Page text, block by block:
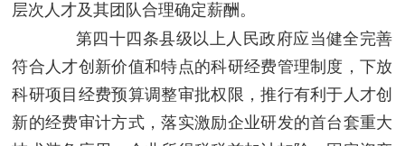
层次人才及其团队合理确定薪酬。
第四十四条县级以上人民政府应当健全完善
符合人才创新价值和特点的科研经费管理制度，下放
科研项目经费预算调整审批权限，推行有利于人才创
新的经费审计方式，落实激励企业研发的首台套重大